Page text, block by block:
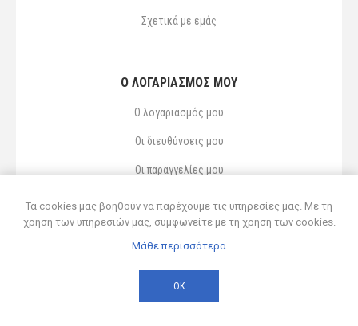
Σχετικά με εμάς
Ο ΛΟΓΑΡΙΑΣΜΌΣ ΜΟΥ
Ο λογαριασμός μου
Οι διευθύνσεις μου
Οι παραγγελίες μου
© 2026 Δ ΚΥΡΣΑΝΙΔΗΣ ΚΑΙ ΥΙΟΣ ΟΕ
Τα cookies μας βοηθούν να παρέχουμε τις υπηρεσίες μας. Με τη
χρήση των υπηρεσιών μας, συμφωνείτε με τη χρήση των cookies.
Μάθε περισσότερα
ΟΚ